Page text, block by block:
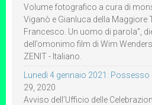
Volume fotografico a cura di
Viganò e Gianluca della Maggiore
Francesco. Un uomo di parola”,
dell’omonimo film di Wim
ZENIT - Italiano.
Lunedì 4 gennaio 2021:
29, 2020
Avviso dell’Ufficio delle